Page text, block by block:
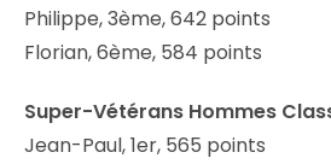
Philippe, 3ème, 642 points
Florian, 6ème, 584 points
Super-Vétérans Hommes
Jean-Paul, 1er, 565 points